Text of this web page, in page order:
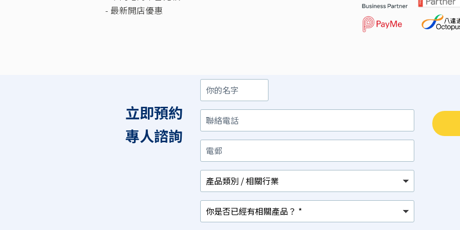
- 最新開店優惠
你
的
名
字
聯
絡
電
話
電
郵
產
品
類
別
相
關
行
業
你
是
否
已
經
有
相
關
產
品？
你
對
以
下
那
項
最
感
興
趣？
立即預約
專人諮詢